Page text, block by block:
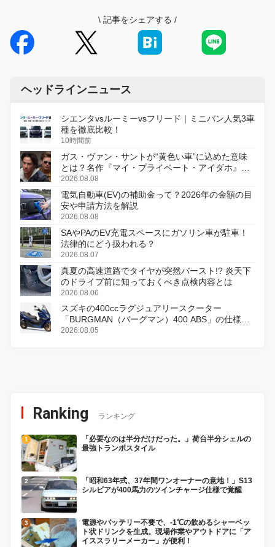
\ 記事をシェアする /
ヘッドラインニュース
シエンタvsルーミーvsフリード｜ミニバン人気3車
種を徹底比較！
10時間前
ガス・ヴァン・サントが“黄色い車”に込めた意味
とは？名作『マイ・プライベート・アイダホ』が
初のデジタルリマスター版で復活
2026.08.08
電気自動車(EV)の補助金って？2026年の金額の目
安や申請方法を解説
2026.08.08
SAやPAのEV充電スペースにガソリン車が駐車！
法律的にどう扱われる？
2026.08.07
真夏の高速道路でタイヤが突然バースト!? 炎天下
のドライブ前に知っておくべき点検内容とは
2026.08.06
スズキの400ccラグジュアリースクーター
「BURGMAN（バーグマン）400 ABS」の仕様を
変更し、8月18日に発売
2026.08.05
Ranking ランキング
「必要なのは半分だけだった。」荷台半分シェルの
最強トランポスタイル
「昭和63年式、37年間ワンオーナーの意地！」S13
シルビアが400馬力のツインチャージ仕様で覚醒
電源やバッテリー不要で、-1℃の飲めるシャーベッ
ト状ドリンクを生成。現場作業やアウトドアに「ア
イススラリーメーカー」が便利！